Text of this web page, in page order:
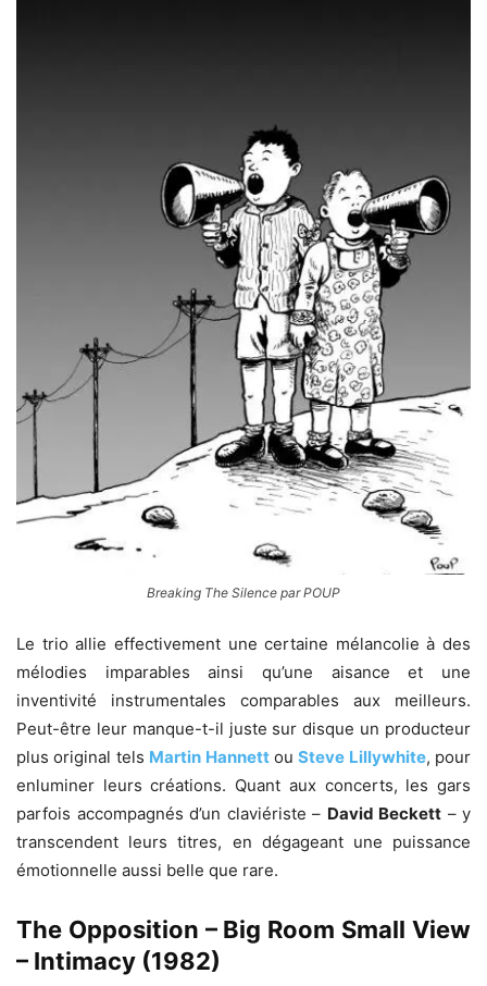
Breaking The Silence par POUP
Le trio allie effectivement une certaine mélancolie à des
mélodies imparables ainsi qu’une aisance et une
inventivité instrumentales comparables aux meilleurs.
Peut-être leur manque-t-il juste sur disque un producteur
plus original tels Martin Hannett ouSteve Lillywhite, pour
enluminer leurs créations. Quant aux concerts, les gars
parfois accompagnés d’un claviériste – David Beckett – y
transcendent leurs titres, en dégageant une puissance
émotionnelle aussi belle que rare.
The Opposition – Big Room Small View
– Intimacy (1982)